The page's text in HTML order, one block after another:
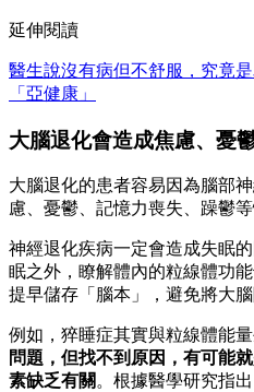
延伸閱讀
醫生說沒有病但不舒服，究竟
「亞健康」
大腦退化會造成焦慮、憂
大腦退化的患者容易因為腦部
慮、憂鬱、記憶力喪失、躁鬱
神經退化疾病一定會造成失眠
眠之外，瞭解體內的粒線體功
提早儲存「腦本」，避免將大
例如，猝睡症其實與粒線體能
問題，但找不到原因，有可能
素缺乏有關 。根據醫學研究指